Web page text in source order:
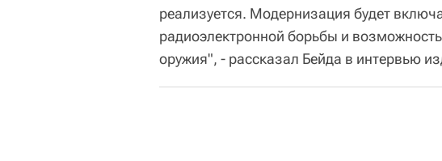
реализуется. Модернизация будет
радиоэлектронной борьбы и
оружия", - рассказал Бейда в интервью